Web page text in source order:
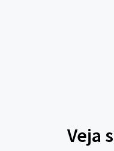
Veja